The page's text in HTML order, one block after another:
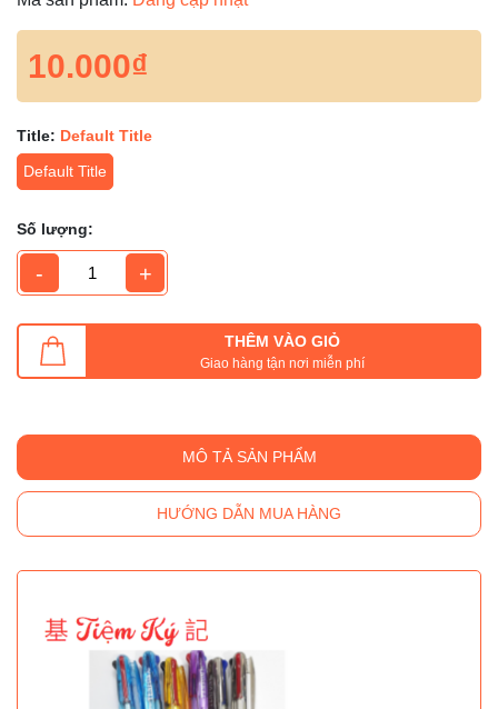
10.000₫
Title: Default Title
Default Title
Số lượng:
- +
THÊM VÀO GIỎ
Giao hàng tận nơi miễn phí
MÔ TẢ SẢN PHẨM
HƯỚNG DẪN MUA HÀNG